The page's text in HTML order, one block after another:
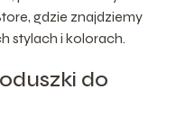
gdzie znajdziemy
stylach i kolorach.
do